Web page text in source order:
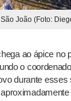
João (Foto:
ao ápice no
o
durante